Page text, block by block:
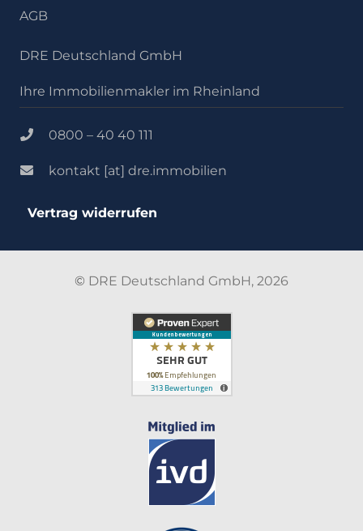
AGB
DRE Deutschland GmbH
Ihre Immobilienmakler im Rheinland
0800 – 40 40 111
kontakt [at] dre.immobilien
Vertrag widerrufen
© DRE Deutschland GmbH, 2026